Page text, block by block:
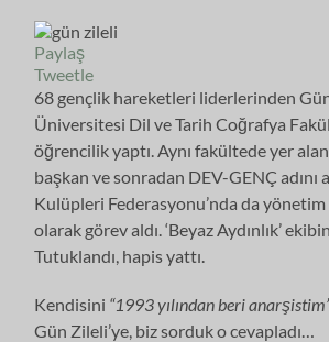
Paylaş
Tweetle
68 gençlik hareketleri liderlerinden
Üniversitesi Dil ve Tarih Coğrafya
öğrencilik yaptı. Aynı fakültede yer
başkan ve sonradan DEV-GENÇ adını
Kulüpleri Federasyonu’nda da
olarak görev aldı. ‘Beyaz Aydınlık’
Tutuklandı, hapis yattı.
Kendisini “1993 yılından beri
Gün Zileli’ye, biz sorduk o cevapladı…